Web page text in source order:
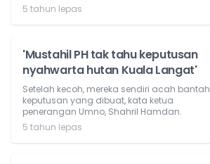
5 tahun lepas
'Mustahil PH tak tahu keputusan
nyahwarta hutan Kuala Langat'
Setelah kecoh, mereka sendiri acah bantah
keputusan yang dibuat, kata ketua
penerangan Umno, Shahril Hamdan.
5 tahun lepas